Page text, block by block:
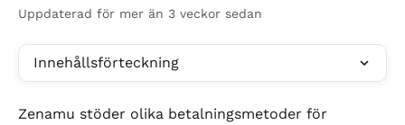
Uppdaterad för mer än 3 veckor sedan
Innehållsförteckning
Zenamu stöder olika betalningsmetoder för